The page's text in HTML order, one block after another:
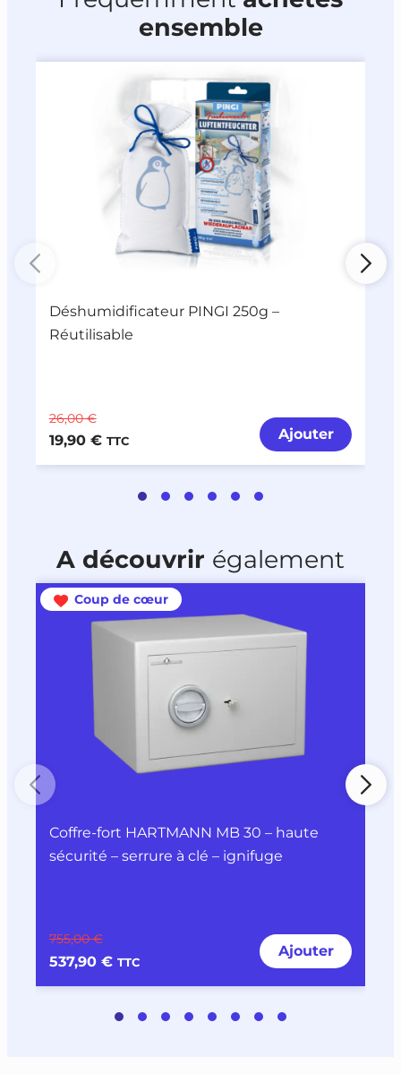
ensemble
Déshumidificateur PINGI 250g –
Réutilisable
26,00 €
19,90 € TTC Ajouter
A découvrir également
Coup de cœur
Coffre-fort HARTMANN MB 30 – haute
sécurité – serrure à clé – ignifuge
755,00 €
537,90 € TTC
Ajouter